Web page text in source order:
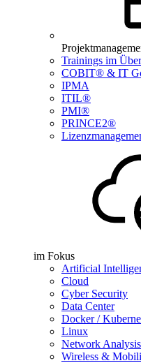
Trainings im
COBIT® & IT
IPMA
ITIL®
PMI®
PRINCE2®
im Fokus
Artificial
Cloud
Cyber Security
Data Center
Docker /
Linux
Network
Wireless &